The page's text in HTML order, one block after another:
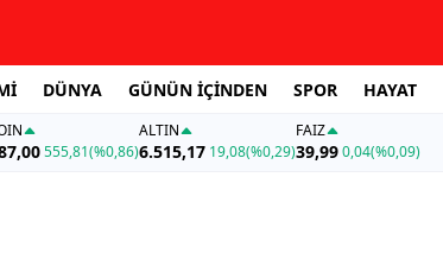
DÜNYA GÜNÜN İÇİNDEN SPOR HAYAT
555,81(%0,86)
ALTIN
6.515,17 19,08(%0,29)
FAİZ
39,990,04(%0,09)